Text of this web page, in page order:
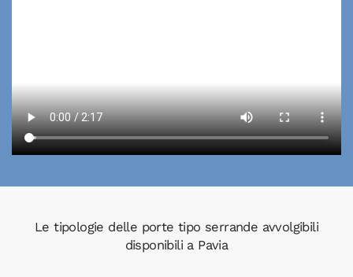
Le tipologie delle porte tipo serrande avvolgibili
disponibili a Pavia